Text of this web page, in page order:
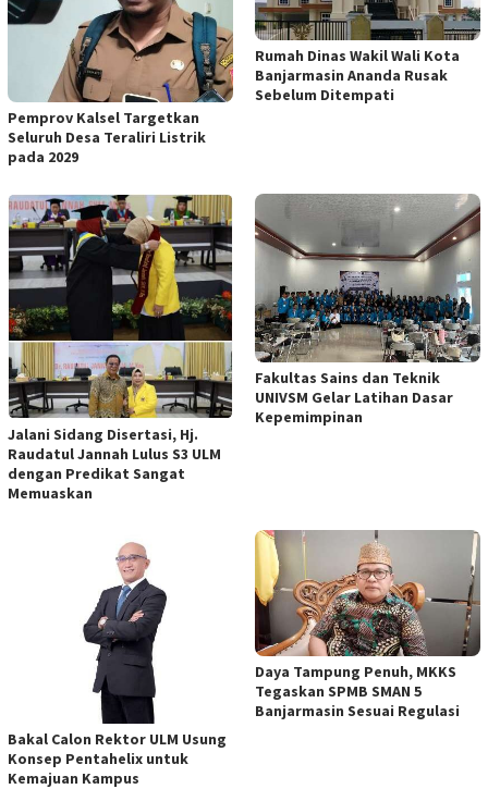
Pemprov Kalsel Targetkan
Seluruh Desa Teraliri Listrik
pada 2029
Rumah Dinas Wakil Wali Kota
Banjarmasin Ananda Rusak
Sebelum Ditempati
Jalani Sidang Disertasi, Hj.
Raudatul Jannah Lulus S3 ULM
dengan Predikat Sangat
Memuaskan
Fakultas Sains dan Teknik
UNIVSM Gelar Latihan Dasar
Kepemimpinan
Bakal Calon Rektor ULM Usung
Konsep Pentahelix untuk
Kemajuan Kampus
Daya Tampung Penuh, MKKS
Tegaskan SPMB SMAN 5
Banjarmasin Sesuai Regulasi